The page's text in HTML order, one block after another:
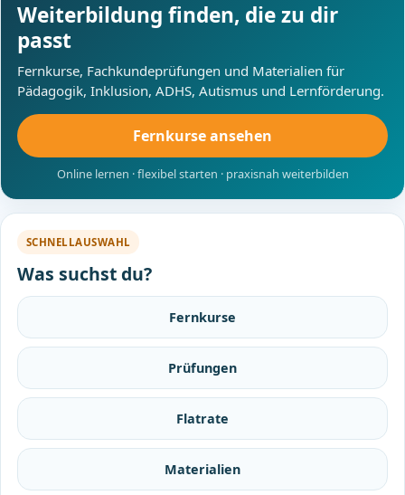
Weiterbildung finden, die zu dir
passt
Fernkurse, Fachkundeprüfungen und Materialien für
Pädagogik, Inklusion, ADHS, Autismus und Lernförderung.
Fernkurse ansehen
Online lernen · flexibel starten · praxisnah weiterbilden
SCHNELLAUSWAHL
Was suchst du?
Fernkurse
Prüfungen
Flatrate
Materialien